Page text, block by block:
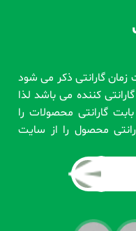
زمان گارانتی ذکر می شود
کننده می باشد لذا
گارانتی محصولات را
محصول را از سایت